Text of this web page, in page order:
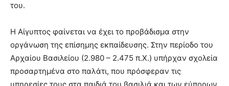
του.
Η Αίγυπτος φαίνεται να έχει το προβάδισμα στην
οργάνωση της επίσημης εκπαίδευσης. Στην περίοδο του
Αρχαίου Βασιλείου (2.980 – 2.475 π.Χ.) υπήρχαν σχολεία
προσαρτημένα στο παλάτι, που πρόσφεραν τις